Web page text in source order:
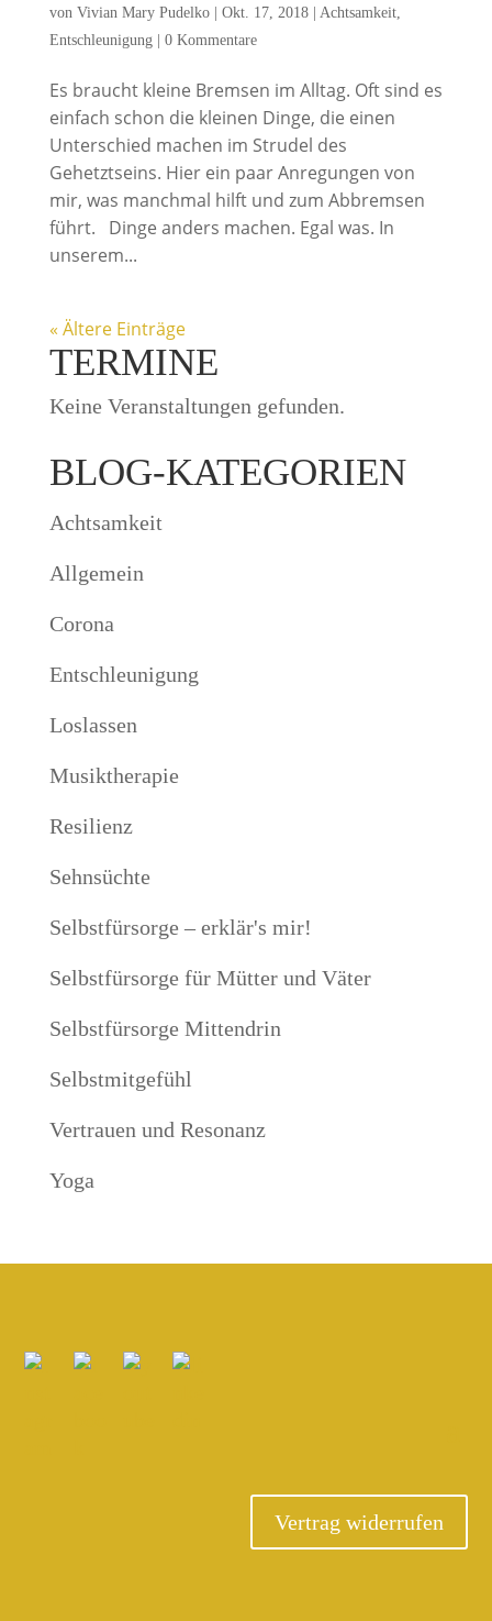
von Vivian Mary Pudelko| Okt. 17, 2018| Achtsamkeit,
Entschleunigung| 0 Kommentare
Es braucht kleine Bremsen im Alltag. Oft sind es
einfach schon die kleinen Dinge, die einen
Unterschied machen im Strudel des
Gehetztseins. Hier ein paar Anregungen von
mir, was manchmal hilft und zum Abbremsen
führt. Dinge anders machen. Egal was. In
unserem...
« Ältere Einträge
TERMINE
Keine Veranstaltungen gefunden.
BLOG-KATEGORIEN
Achtsamkeit
Allgemein
Corona
Entschleunigung
Loslassen
Musiktherapie
Resilienz
Sehnsüchte
Selbstfürsorge – erklär's mir!
Selbstfürsorge für Mütter und Väter
Selbstfürsorge Mittendrin
Selbstmitgefühl
Vertrauen und Resonanz
Yoga
Vertrag widerrufen